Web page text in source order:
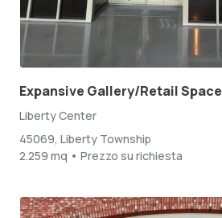
Expansive Gallery/Retail Space
Liberty Center
45069, Liberty Township
2.259 mq • Prezzo su richiesta